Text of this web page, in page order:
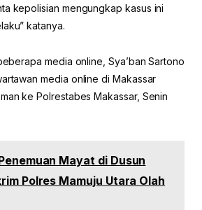
kepolisian mengungkap kasus ini
katanya.
media online, Sya’ban Sartono
media online di Makassar
ke Polrestabes Makassar, Senin
Mayat di Dusun
Polres Mamuju Utara Olah